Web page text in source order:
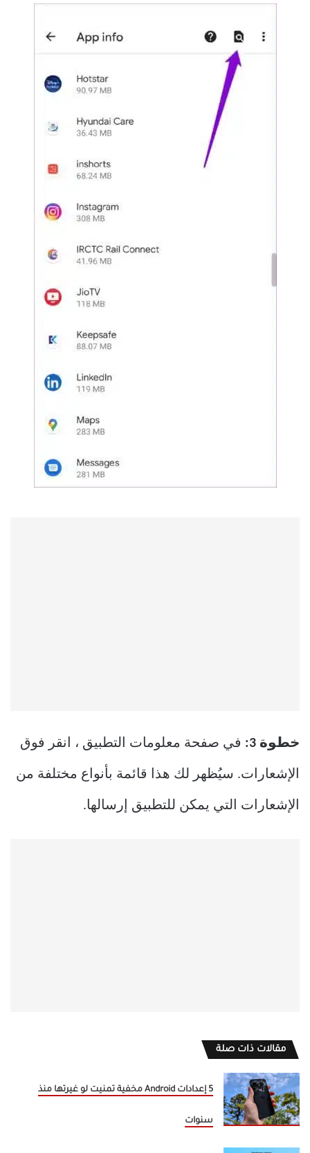
خطوة 3: في صفحة معلومات التطبيق ، انقر فوق
الإشعارات. سيُظهر لك هذا قائمة بأنواع مختلفة من
الإشعارات التي يمكن للتطبيق إرسالها.
مقالات ذات صلة
5 إعدادات Android مخفية تمنيت لو غيرتها منذ
سنوات